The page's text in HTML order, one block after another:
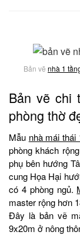
Bản vẽ nhà 1
Bản vẽ chi
phòng thờ
Mẫu nhà mái thái
phòng khách
phụ bên hướng
cung Họa Hại
có 4 phòng ngủ.
master rộng hơn
Đây là bản vẽ
9x20m ở nông